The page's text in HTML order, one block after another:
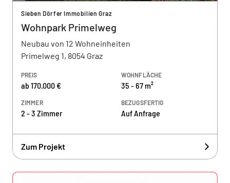
Sieben Dörfer Immobilien Graz
Wohnpark Primelweg
Neubau von 12 Wohneinheiten
Primelweg 1, 8054 Graz
PREIS
ab 170.000 €
WOHNFLÄCHE
35 - 67 m²
ZIMMER
2 - 3 Zimmer
BEZUGSFERTIG
Auf Anfrage
Zum Projekt